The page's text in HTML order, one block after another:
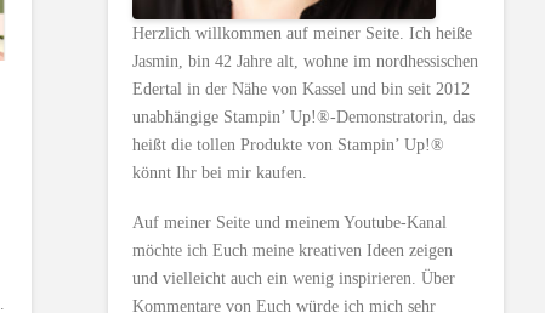
Herzlich willkommen auf meiner Seite. Ich heiße
Jasmin, bin 42 Jahre alt, wohne im nordhessischen
Edertal in der Nähe von Kassel und bin seit 2012
unabhängige Stampin’ Up!®-Demonstratorin, das
heißt die tollen Produkte von Stampin’ Up!®
könnt Ihr bei mir kaufen.
Auf meiner Seite und meinem Youtube-Kanal
möchte ich Euch meine kreativen Ideen zeigen
und vielleicht auch ein wenig inspirieren. Über
Kommentare von Euch würde ich mich sehr